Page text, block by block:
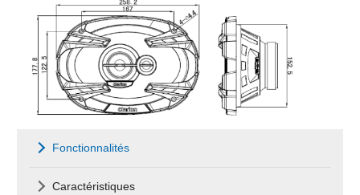
Fonctionnalités
Caractéristiques